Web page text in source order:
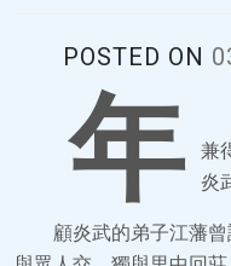
POSTED ON
年
兼
炎
顧炎武的弟子江藩